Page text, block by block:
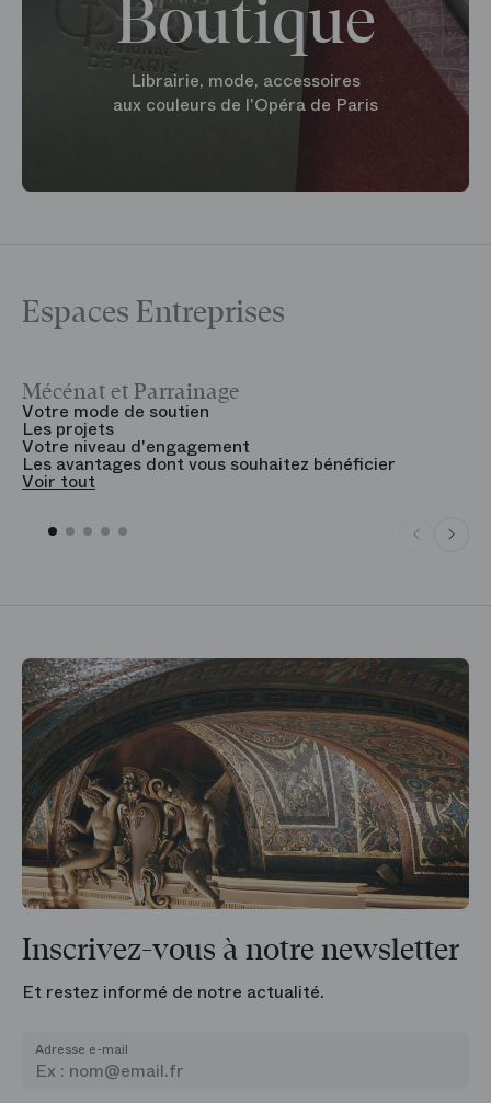
Boutique
Librairie, mode, accessoires
aux couleurs de l'Opéra de Paris
Espaces Entreprises
Mécénat et Parrainage
Votre mode de soutien
Les projets
Votre niveau d'engagement
Les avantages dont vous souhaitez bénéficier
Voir tout
Inscrivez-vous à notre newsletter
Et restez informé de notre actualité.
Adresse e-mail